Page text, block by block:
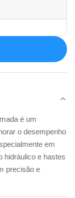
é um
o desempenho
em
hidráulico e hastes
precisão e